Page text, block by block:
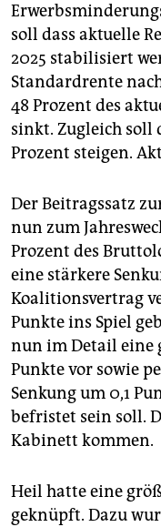
soll dass aktuelle
2025 stabilisiert
Standardrente
48 Prozent des
sinkt. Zugleich soll
Prozent steigen.
Der Beitragssatz
nun zum
Prozent des
eine stärkere
Koalitionsvertrag
Punkte ins Spiel
nun im Detail eine
Punkte vor sowie
Senkung um 0,1
befristet sein soll.
Kabinett kommen.
Heil hatte eine
geknüpft. Dazu